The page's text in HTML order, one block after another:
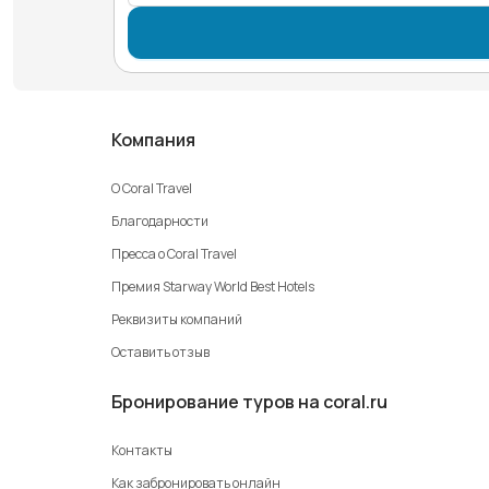
Компания
О Coral Travel
Благодарности
Пресса о Coral Travel
Премия Starway World Best Hotels
Реквизиты компаний
Оставить отзыв
Бронирование туров на coral.ru
Контакты
Как забронировать онлайн